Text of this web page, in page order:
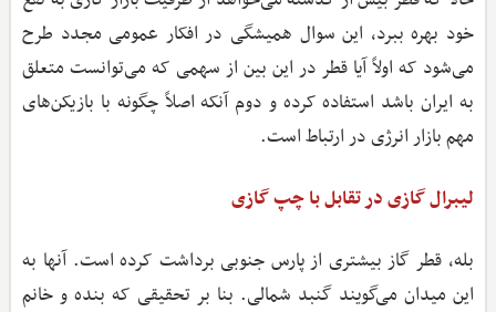
خود بهره ببرد، این سوال همیشگی در افکار عمومی مجدد طرح
می‌شود که اولاً آیا قطر در این بین از سهمی که می‌توانست متعلق
به ایران باشد استفاده کرده و دوم آنکه اصلاً چگونه با بازیکن‌های
مهم بازار انرژی در ارتباط است.
لیبرال گازی در تقابل با چپ گازی
بله، قطر گاز بیشتری از پارس جنوبی برداشت کرده است. آنها به
این میدان می‌گویند گنبد شمالی. بنا بر تحقیقی که بنده و خانم